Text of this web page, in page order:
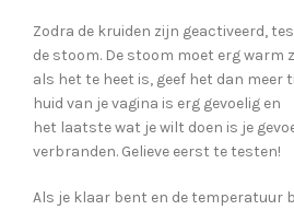
Zodra de kruiden zijn geactiveerd,
de stoom. De stoom moet erg warm
als het te heet is, geef het dan meer
huid van je vagina is erg gevoelig en
het laatste wat je wilt doen is je
verbranden. Gelieve eerst te testen!
Als je klaar bent en de temperatuur